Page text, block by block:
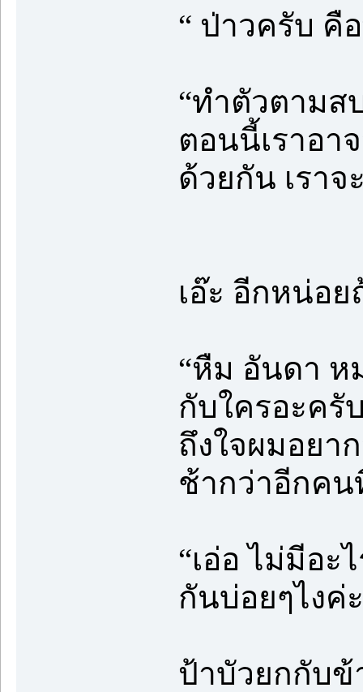
“ ป่าวครับ คื
“ทำตัวตามส
ตอนนี้เราอา
ด้วยกัน เรา
เอ๊ะ อีกหน่อย
“หืม อันดา ห
กับใครอะครั
ถึงใจผมอยา
ช้ากว่าอีกคน
“เอ่อ ไม่มีอะ
กันบ่อยๆไงค่
ป้าบัวยกกับข้